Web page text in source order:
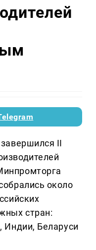
II
около
стран:
Индии, Беларуси